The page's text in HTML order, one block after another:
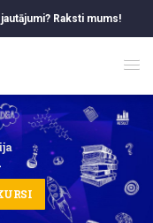
jautājumi? Raksti mums!